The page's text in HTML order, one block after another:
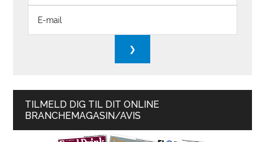
TILMELD DIG TIL DIT ONLINE
BRANCHEMAGASIN/AVIS